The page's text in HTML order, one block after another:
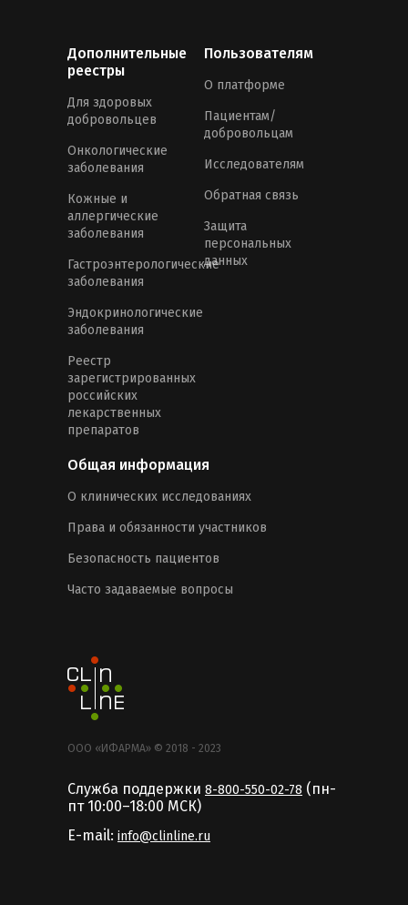
Дополнительные
реестры
Для здоровых
добровольцев
Онкологические
заболевания
Кожные и
аллергические
заболевания
Гастроэнтерологические
заболевания
Эндокринологические
заболевания
Реестр
зарегистрированных
российских
лекарственных
препаратов
Пользователям
О платформе
Пациентам/
добровольцам
Исследователям
Обратная связь
Защита
персональных
данных
Общая информация
О клинических исследованиях
Права и обязанности участников
Безопасность пациентов
Часто задаваемые вопросы
ООО «ИФАРМА» © 2018 - 2023
Служба поддержки 8-800-550-02-78 (пн-
пт 10:00–18:00 MCК)
E-mail: info@clinline.ru